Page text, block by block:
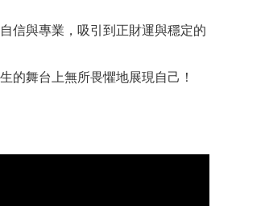
信與專業，吸引到正財運與穩定的
的舞台上無所畏懼地展現自己！